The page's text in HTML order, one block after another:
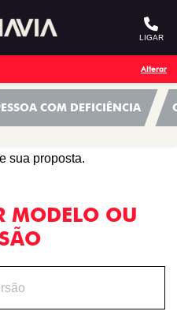
LIGAR
Alterar
COM DEFICIÊNCIA
sua proposta.
MODELO OU